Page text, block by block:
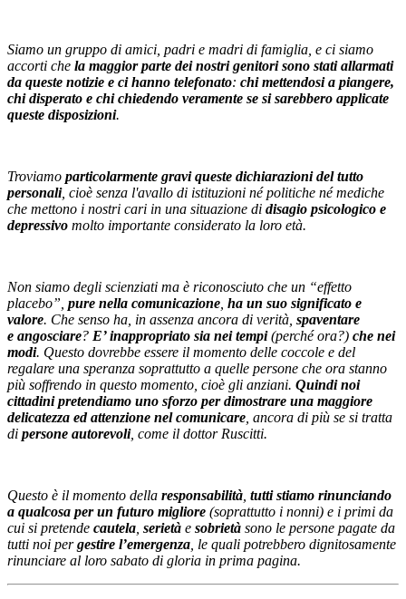
Siamo un gruppo di amici, padri e madri di famiglia, e ci siamo
accorti che la maggior parte dei nostri genitori sono stati allarmati
da queste notizie e ci hanno telefonato: chi mettendosi a piangere,
chi disperato e chi chiedendo veramente se si sarebbero applicate
queste disposizioni.
Troviamo particolarmente gravi queste dichiarazioni del tutto
personali, cioè senza l'avallo di istituzioni né politiche né mediche
che mettono i nostri cari in una situazione di disagio psicologico e
depressivo molto importante considerato la loro età.
Non siamo degli scienziati ma è riconosciuto che un “effetto
placebo”, pure nella comunicazione ha un suo significato e
valore. Che senso ha, in assenza ancora di verità, spaventare
e angosciare? E’ inappropriato sia nei tempi(perché ora?) che nei
modi. Questo dovrebbe essere il momento delle coccole e del
regalare una speranza soprattutto a quelle persone che ora stanno
più soffrendo in questo momento, cioè gli anziani. Quindi noi
cittadini pretendiamo uno sforzo per dimostrare una maggiore
delicatezza ed attenzione nel comunicare , ancora di più se si tratta
di persone autorevoli, come il dottor Ruscitti.
Questo è il momento della responsabilità tutti stiamo rinunciando
a qualcosa per un futuro migliore (soprattutto i nonni) e i primi da
cui si pretende cautela serietà e sobrietà sono le persone pagate da
tutti noi pergestire l’emergenza , le quali potrebbero dignitosamente
rinunciare al loro sabato di gloria in prima pagina.